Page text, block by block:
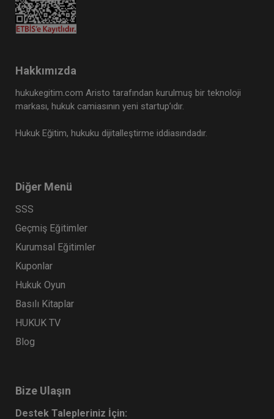
Hakkımızda
hukukegitim.com Aristo tarafından kurulmuş bir teknoloji
markası, hukuk camiasının yeni startup’ıdır.
Hukuk Eğitim, hukuku dijitalleştirme iddiasındadır.
Diğer Menü
SSS
Geçmiş Eğitimler
Kurumsal Eğitimler
Kuponlar
Hukuk Oyun
Basılı Kitaplar
HUKUK TV
Blog
Bize Ulaşın
Destek Talepleriniz İçin: